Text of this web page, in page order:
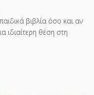
βιβλία όσο και αν
ιδιαίτερη θέση στη